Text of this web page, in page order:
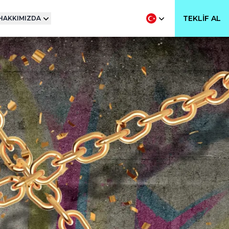
TEKLIF AL